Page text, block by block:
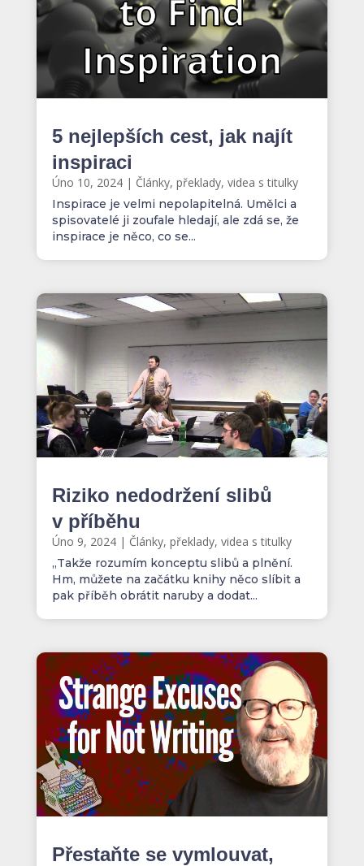
5 nejlepších cest, jak najít
inspiraci
Úno 10, 2024| Články, překlady, videa s titulky
Inspirace je velmi nepolapitelná. Umělci a
spisovatelé ji zoufale hledají, ale zdá se, že
inspirace je něco, co se...
Riziko nedodržení slibů
v příběhu
Úno 9, 2024| Články, překlady, videa s titulky
„Takže rozumím konceptu slibů a plnění.
Hm, můžete na začátku knihy něco slíbit a
pak příběh obrátit naruby a dodat...
Přestaňte se vymlouvat,